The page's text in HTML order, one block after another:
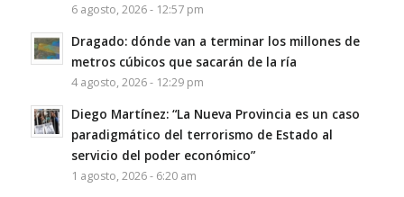
6 agosto, 2026 - 12:57 pm
Dragado: dónde van a terminar los millones de
metros cúbicos que sacarán de la ría
4 agosto, 2026 - 12:29 pm
Diego Martínez: “La Nueva Provincia es un caso
paradigmático del terrorismo de Estado al
servicio del poder económico”
1 agosto, 2026 - 6:20 am